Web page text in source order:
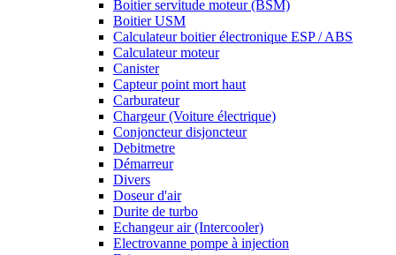
Boitier servitude moteur (BSM)
Boitier USM
Calculateur boitier électronique ESP / ABS
Calculateur moteur
Canister
Capteur point mort haut
Carburateur
Chargeur (Voiture électrique)
Conjoncteur disjoncteur
Debitmetre
Démarreur
Divers
Doseur d'air
Durite de turbo
Echangeur air (Intercooler)
Electrovanne pompe à injection